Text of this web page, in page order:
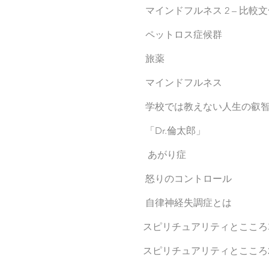
マインドフルネス 2 – 比較
ペットロス症候群
旅薬
マインドフルネス
学校では教えない人生の叡智
「Dr.倫太郎」
あがり症
怒りのコントロール
自律神経失調症とは
スピリチュアリティとここ
スピリチュアリティとここ